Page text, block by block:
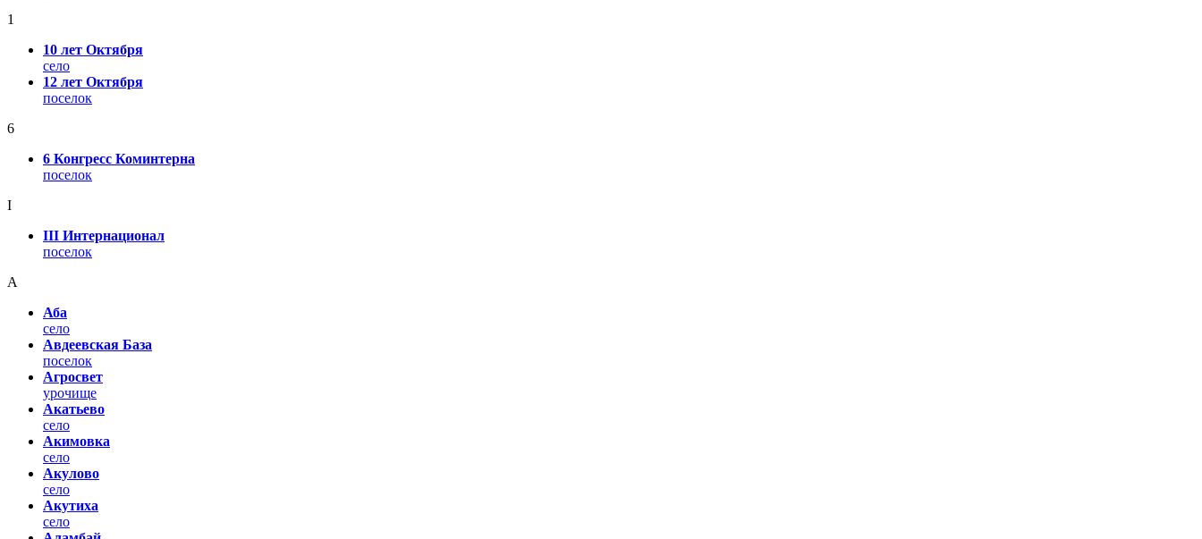
1
10 лет Октября
село
12 лет Октября
поселок
6
6 Конгресс Коминтерна
поселок
I
III Интернационал
поселок
А
Аба
село
Авдеевская База
поселок
Агросвет
урочище
Акатьево
село
Акимовка
село
Акулово
село
Акутиха
село